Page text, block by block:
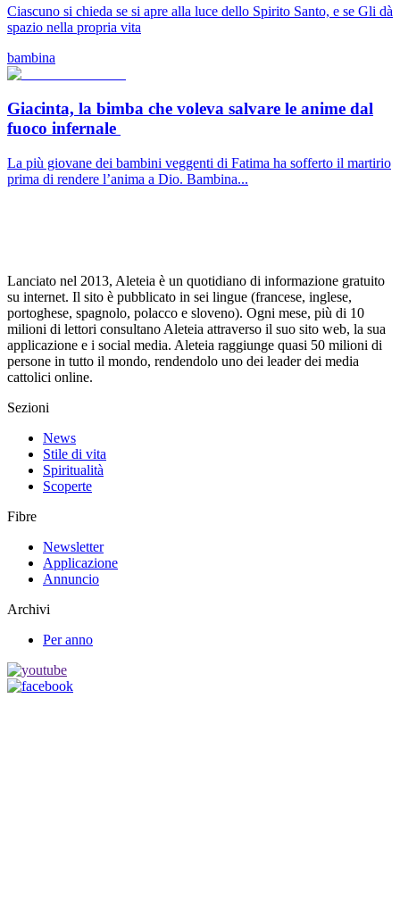
Ciascuno si chieda se si apre alla luce dello Spirito Santo, e se Gli dà
spazio nella propria vita
bambina
Giacinta, la bimba che voleva salvare le anime dal
fuoco infernale
La più giovane dei bambini veggenti di Fatima ha sofferto il martirio
prima di rendere l’anima a Dio. Bambina...
Lanciato nel 2013, Aleteia è un quotidiano di informazione gratuito
su internet. Il sito è pubblicato in sei lingue (francese, inglese,
portoghese, spagnolo, polacco e sloveno). Ogni mese, più di 10
milioni di lettori consultano Aleteia attraverso il suo sito web, la sua
applicazione e i social media. Aleteia raggiunge quasi 50 milioni di
persone in tutto il mondo, rendendolo uno dei leader dei media
cattolici online.
Sezioni
News
Stile di vita
Spiritualità
Scoperte
Fibre
Newsletter
Applicazione
Annuncio
Archivi
Per anno